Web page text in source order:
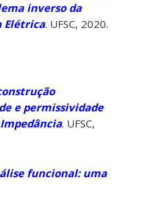
inverso da
Elétrica. UFSC, 2020.
e permissividade
. UFSC,
funcional: uma